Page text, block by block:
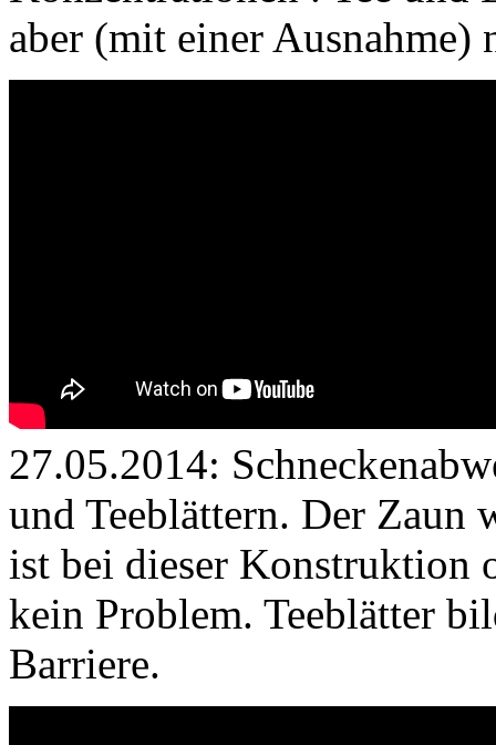
aber (mit einer Ausnahme)
27.05.2014:
und Teeblättern. Der Zaun
ist bei dieser Konstruktion
kein Problem. Teeblätter
Barriere.